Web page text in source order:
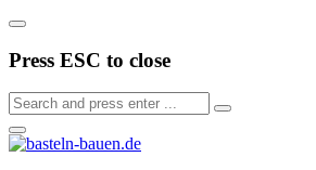
Press ESC to close